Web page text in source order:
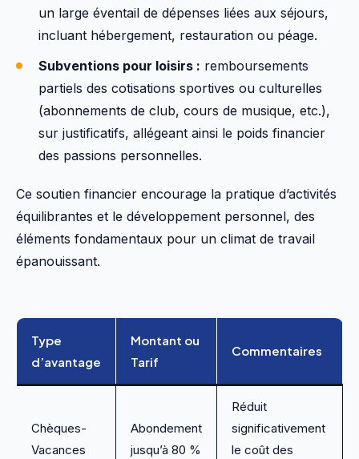
un large éventail de dépenses liées aux séjours,
incluant hébergement, restauration ou péage.
Subventions pour loisirs : remboursements
partiels des cotisations sportives ou culturelles
(abonnements de club, cours de musique, etc.),
sur justificatifs, allégeant ainsi le poids financier
des passions personnelles.
Ce soutien financier encourage la pratique d’activités
équilibrantes et le développement personnel, des
éléments fondamentaux pour un climat de travail
épanouissant.
Type
d’avantage
Montant ou
Tarif
Commentaires
Chèques-
Vacances
Abondement
jusqu’à 80 %
Réduit
significativement
le coût des